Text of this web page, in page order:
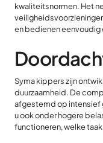
kwaliteitsnormen. Het
en bedienen eenvoudig
Syma kippers zijn
duurzaamheid. De
afgestemd op intensief
u ook onder hogere
functioneren, welke